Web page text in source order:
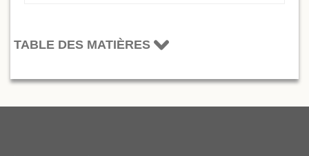
TABLE DES MATIÈRES